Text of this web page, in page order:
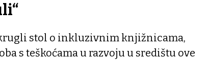
stol o inkluzivnim knjižnicama,
s teškoćama u razvoju u središtu ove